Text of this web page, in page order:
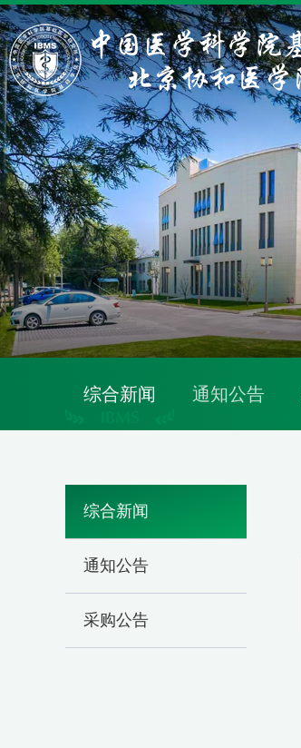
综合新闻 通知公告
综合新闻
通知公告
采购公告